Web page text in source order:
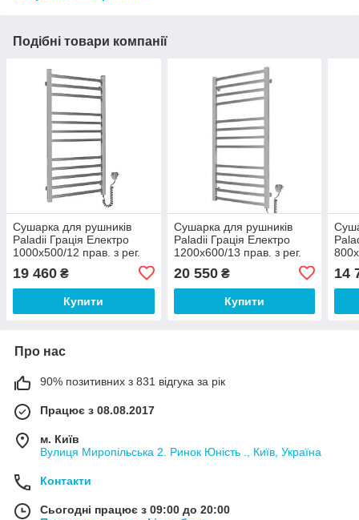
Подібні товари компанії
Сушарка для рушників
Paladii Грація Електро
1000x500/12 прав. з рег.
19 460 ₴
Купити
Сушарка для рушників
Paladii Грація Електро
1200х600/13 прав. з рег.
20 550₴
Купити
14
Про нас
90% позитивних з 831 відгука за рік
Працює з 08.08.2017
м. Київ
Вулиця Миропільська 2. Ринок Юність ., Київ, Україна
Контакти
Сьогодні працює з 09:00 до 20:00